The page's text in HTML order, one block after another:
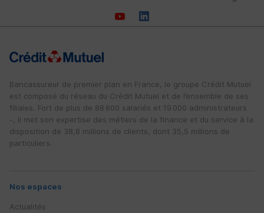
Bancassureur de premier plan en France, le groupe Crédit Mutuel
est composé du réseau du Crédit Mutuel et de l’ensemble de ses
filiales. Fort de plus de 88 600 salariés et 19 000 administrateurs
-, il met son expertise des métiers de la finance et du service à la
disposition de 38,8 millions de clients, dont 35,5 millions de
particuliers.
Nos espaces
Actualités